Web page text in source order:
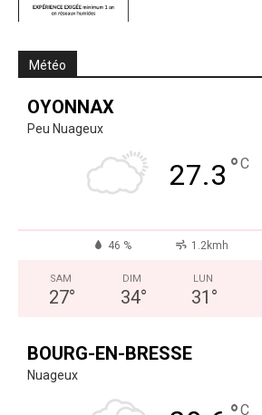
Météo
OYONNAX
Peu Nuageux
27.3 °C
46 % 1.2kmh
SAM
27°
DIM
34°
LUN
31 °
BOURG-EN-BRESSE
Nuageux
C